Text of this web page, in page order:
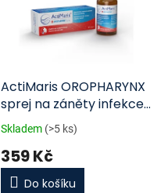
ActiMaris OROPHARYNX
sprej na záněty infekce
50ml
Skladem (>5 ks)
359 Kč
Do košíku